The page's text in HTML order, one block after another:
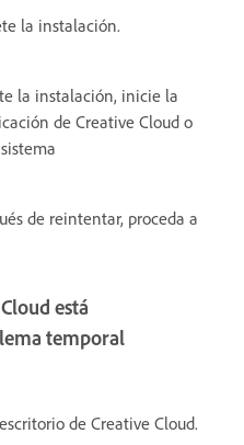
la instalación.
la instalación, inicie la
de Creative Cloud o
de reintentar, proceda a
está
temporal
de Creative Cloud.